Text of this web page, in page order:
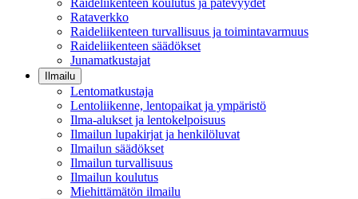
Raideliikenteen koulutus ja pätevyydet
Rataverkko
Raideliikenteen turvallisuus ja toimintavarmuus
Raideliikenteen säädökset
Junamatkustajat
Ilmailu
Lentomatkustaja
Lentoliikenne, lentopaikat ja ympäristö
Ilma-alukset ja lentokelpoisuus
Ilmailun lupakirjat ja henkilöluvat
Ilmailun säädökset
Ilmailun turvallisuus
Ilmailun koulutus
Miehittämätön ilmailu